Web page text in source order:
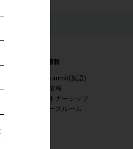
ービス
会社情報
X4 Summit(英語)
採用情報
パートナーシップ
ニュースルーム